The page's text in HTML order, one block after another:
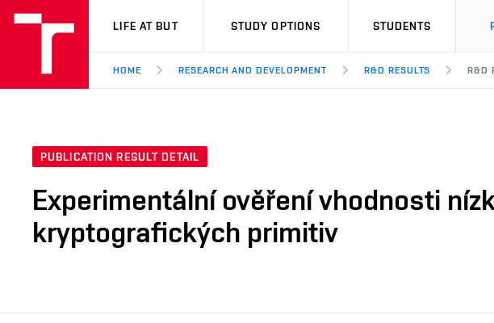
VUT
LIFE AT BUT STUDY OPTIONS STUDENTS
HOME RESEARCH AND DEVELOPMENT R&D RESULTS R&D
PUBLICATION RESULT DETAIL
Experimentální ověření vhodnosti
kryptografických primitiv